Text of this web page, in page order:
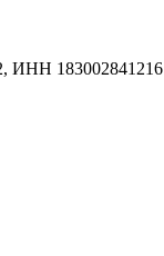
ИНН 183002841216